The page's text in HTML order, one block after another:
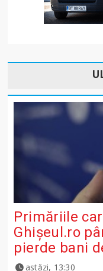
Primăriile
Ghişeul.ro
pierde bani
astăzi, 13:30